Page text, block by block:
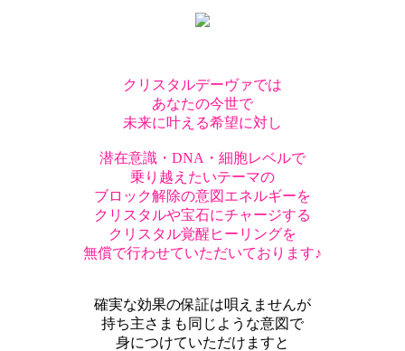
クリスタルデーヴァでは
あなたの今世で
未来に叶える希望に対し
潜在意識・DNA・細胞レベルで
乗り越えたいテーマの
ブロック解除の意図エネルギーを
クリスタルや宝石にチャージする
クリスタル覚醒ヒーリングを
無償で行わせていただいております♪
確実な効果の保証は唄えませんが
持ち主さまも同じような意図で
身につけていただけますと